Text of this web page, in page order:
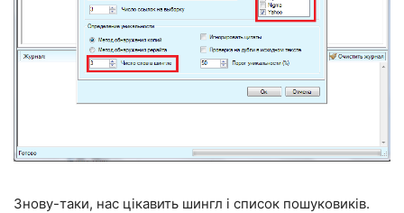
Знову-таки, нас цікавить шингл і список пошуковиків.